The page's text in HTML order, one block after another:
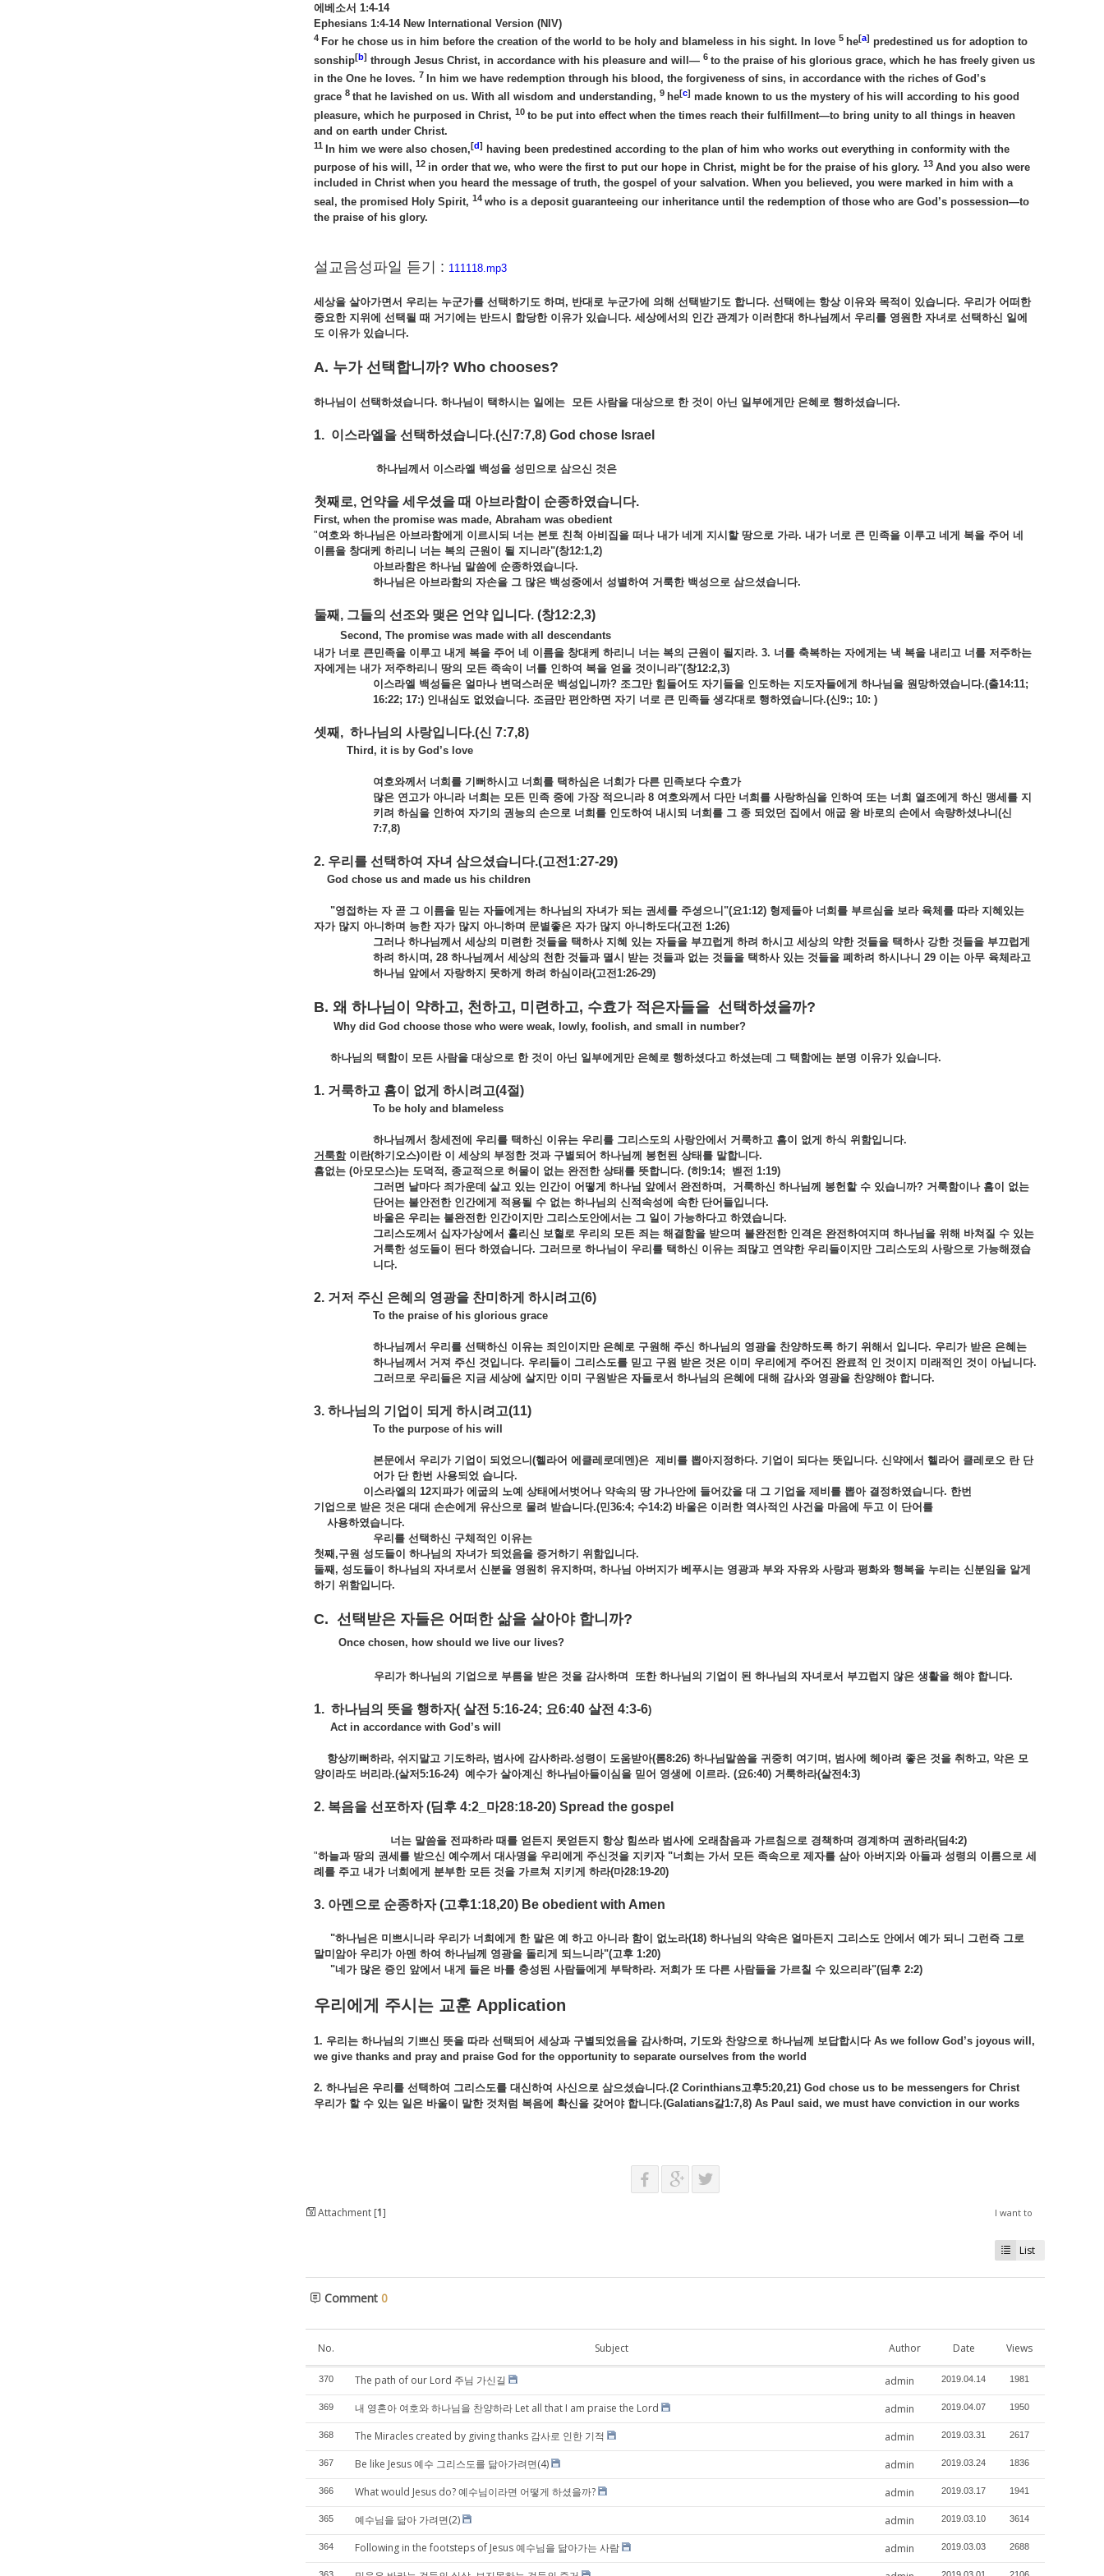
에베소서 1:4-14
Ephesians 1:4-14 New International Version (NIV)
4 For he chose us in him before the creation of the world to be holy and blameless in his sight. In love 5 he[a] predestined us for adoption to
sonship[b] through Jesus Christ, in accordance with his pleasure and will— 6 to the praise of his glorious grace, which he has freely given us
in the One he loves. 7 In him we have redemption through his blood, the forgiveness of sins, in accordance with the riches of God’s
grace 8 that he lavished on us. With all wisdom and understanding, 9 he[c] made known to us the mystery of his will according to his good
pleasure, which he purposed in Christ, 10 to be put into effect when the times reach their fulfillment—to bring unity to all things in heaven
and on earth under Christ.
11 In him we were also chosen,[d] having been predestined according to the plan of him who works out everything in conformity with the
purpose of his will, 12 in order that we, who were the first to put our hope in Christ, might be for the praise of his glory. 13 And you also were
included in Christ when you heard the message of truth, the gospel of your salvation. When you believed, you were marked in him with a
seal, the promised Holy Spirit, 14 who is a deposit guaranteeing our inheritance until the redemption of those who are God’s possession—to
the praise of his glory.
설교음성파일 듣기 : 111118.mp3
세상을 살아가면서 우리는 누군가를 선택하기도 하며, 반대로 누군가에 의해 선택받기도 합니다. 선택에는 항상 이유와 목적이 있습니다. 우리가 어떠한
중요한 지위에 선택될 때 거기에는 반드시 합당한 이유가 있습니다. 세상에서의 인간 관계가 이러한대 하나님께서 우리를 영원한 자녀로 선택하신 일에
도 이유가 있습니다.
A. 누가 선택합니까? Who chooses?
하나님이 선택하셨습니다. 하나님이 택하시는 일에는 모든 사람을 대상으로 한 것이 아닌 일부에게만 은혜로 행하셨습니다.
1. 이스라엘을 선택하셨습니다.(신7:7,8) God chose Israel
하나님께서 이스라엘 백성을 성민으로 삼으신 것은
첫째로, 언약을 세우셨을 때 아브라함이 순종하였습니다.
First, when the promise was made, Abraham was obedient
"여호와 하나님은 아브라함에게 이르시되 너는 본토 친척 아비집을 떠나 내가 네게 지시할 땅으로 가라. 내가 너로 큰 민족을 이루고 네게 복을 주어 네
이름을 창대케 하리니 너는 복의 근원이 될 지니라"(창12:1,2)
아브라함은 하나님 말씀에 순종하였습니다.
하나님은 아브라함의 자손을 그 많은 백성중에서 성별하여 거룩한 백성으로 삼으셨습니다.
둘째, 그들의 선조와 맺은 언약 입니다. (창12:2,3)
Second, The promise was made with all descendants
내가 너로 큰민족을 이루고 내게 복을 주어 네 이름을 창대케 하리니 너는 복의 근원이 될지라. 3. 너를 축복하는 자에게는 낵 복을 내리고 너를 저주하는
자에게는 내가 저주하리니 땅의 모든 족속이 너를 인하여 복을 얻을 것이니라"(창12:2,3)
이스라엘 백성들은 얼마나 변덕스러운 백성입니까? 조그만 힘들어도 자기들을 인도하는 지도자들에게 하나님을 원망하였습니다.(출14:11;
16:22; 17:) 인내심도 없었습니다. 조금만 편안하면 자기 너로 큰 민족들 생각대로 행하였습니다.(신9:; 10: )
셋째, 하나님의 사랑입니다.(신 7:7,8)
Third, it is by God’s love
여호와께서 너희를 기뻐하시고 너희를 택하심은 너희가 다른 민족보다 수효가
많은 연고가 아니라 너희는 모든 민족 중에 가장 적으니라8 여호와께서 다만 너희를 사랑하심을 인하여 또는 너희 열조에게 하신 맹세를 지
키려 하심을 인하여 자기의 권능의 손으로 너희를 인도하여 내시되 너희를 그 종 되었던 집에서 애굽 왕 바로의 손에서 속량하셨나니(신
7:7,8)
2. 우리를 선택하여 자녀 삼으셨습니다.(고전1:27-29)
God chose us and made us his children
"영접하는 자 곧 그 이름을 믿는 자들에게는 하나님의 자녀가 되는 권세를 주셩으니"(요1:12) 형제들아 너희를 부르심을 보라 육체를 따라 지혜있는
자가 많지 아니하며 능한 자가 많지 아니하며 문별좋은 자가 많지 아니하도다(고전 1:26)
그러나 하나님께서 세상의 미련한 것들을 택하사 지혜 있는 자들을 부끄럽게 하려 하시고 세상의 약한 것들을 택하사 강한 것들을 부끄럽게
하려 하시며, 28 하나님께서 세상의 천한 것들과 멸시 받는 것들과 없는 것들을 택하사 있는 것들을 폐하려 하시나니 29 이는 아무 육체라고
하나님 앞에서 자랑하지 못하게 하려 하심이라(고전1:26-29)
B. 왜 하나님이 약하고, 천하고, 미련하고, 수효가 적은자들을 선택하셨을까?
Why did God choose those who were weak, lowly, foolish, and small in number?
하나님의 택함이 모든 사람을 대상으로 한 것이 아닌 일부에게만 은혜로 행하셨다고 하셨는데 그 택함에는 분명 이유가 있습니다.
1. 거룩하고 흠이 없게 하시려고(4절)
To be holy and blameless
하나님께서 창세전에 우리를 택하신 이유는 우리를 그리스도의 사랑안에서 거룩하고 흠이 없게 하식 위함입니다.
거룩함이란(하기오스)이란 이 세상의 부정한 것과 구별되어 하나님께 봉헌된 상태를 말합니다.
흠없는 (아모모스)는 도덕적, 종교적으로 허물이 없는 완전한 상태를 뜻합니다. (히9:14; 벧전 1:19)
그러면 날마다 죄가운데 살고 있는 인간이 어떻게 하나님 앞에서 완전하며, 거룩하신 하나님께 봉헌할 수 있습니까? 거룩함이나 흠이 없는
단어는 불안전한 인간에게 적용될 수 없는 하나님의 신적속성에 속한 단어들입니다.
바울은 우리는 불완전한 인간이지만 그리스도안에서는 그 일이 가능하다고 하였습니다.
그리스도께서 십자가상에서 흘리신 보혈로 우리의 모든 죄는 해결함을 받으며 불완전한 인격은 완전하여지며 하나님을 위해 바쳐질 수 있는
거룩한 성도들이 된다 하였습니다. 그러므로 하나님이 우리를 택하신 이유는 죄많고 연약한 우리들이지만 그리스도의 사랑으로 가능해졌습
니다.
2. 거저 주신 은혜의 영광을 찬미하게 하시려고(6)
To the praise of his glorious grace
하나님께서 우리를 선택하신 이유는 죄인이지만 은혜로 구원해 주신 하나님의 영광을 찬양하도록 하기 위해서 입니다. 우리가 받은 은혜는
하나님께서 거져 주신 것입니다. 우리들이 그리스도를 믿고 구원 받은 것은 이미 우리에게 주어진 완료적 인 것이지 미래적인 것이 아닙니다.
그러므로 우리들은 지금 세상에 살지만 이미 구원받은 자들로서 하나님의 은혜에 대해 감사와 영광을 찬양해야 합니다.
3. 하나님의 기업이 되게 하시려고(11)
To the purpose of his will
본문에서 우리가 기업이 되었으니(헬라어 에클레로데멘)은 제비를 뽑아지정하다. 기업이 되다는 뜻입니다. 신약에서 헬라어 클레로오 란 단
어가 단 한번 사용되었 습니다.
이스라엘의 12지파가 에굽의 노예 상태에서벗어나 약속의 땅 가나안에 들어갔을 대 그 기업을 제비를 뽑아 결정하였습니다. 한번
기업으로 받은 것은 대대 손손에게 유산으로 물려 받습니다.(민36:4; 수14:2) 바울은 이러한 역사적인 사건을 마음에 두고 이 단어를
사용하였습니다.
우리를 선택하신 구체적인 이유는
첫째,구원 성도들이 하나님의 자녀가 되었음을 증거하기 위함입니다.
둘째, 성도들이 하나님의 자녀로서 신분을 영원히 유지하며, 하나님 아버지가 베푸시는 영광과 부와 자유와 사랑과 평화와 행복을 누리는 신분임을 알게
하기 위함입니다.
C. 선택받은 자들은 어떠한 삶을 살아야 합니까?
Once chosen, how should we live our lives?
우리가 하나님의 기업으로 부름을 받은 것을 감사하며 또한 하나님의 기업이 된 하나님의 자녀로서 부끄럽지 않은 생활을 해야 합니다.
1. 하나님의 뜻을 행하자( 살전 5:16-24; 요6:40 살전 4:3-6)
Act in accordance with God’s will
항상끼뻐하라, 쉬지말고 기도하라, 범사에 감사하라.성령이 도움받아(롬8:26) 하나님말씀을 귀중히 여기며, 범사에 헤아려 좋은 것을 취하고, 악은 모
양이라도 버리라.(살저5:16-24) 예수가 살아계신 하나님아들이심을 믿어 영생에 이르라. (요6:40) 거룩하라(살전4:3)
2. 복음을 선포하자(딤후 4:2_마28:18-20) Spread the gospel
너는 말씀을 전파하라 때를 얻든지 못얻든지 항상 힘쓰라 범사에 오래참음과 가르침으로 경책하며 경계하며 권하라(딤4:2)
"하늘과 땅의 권세를 받으신 예수께서 대사명을 우리에게 주신것을 지키자 "너희는 가서 모든 족속으로 제자를 삼아 아버지와 아들과 성령의 이름으로 세
례를 주고 내가 너희에게 분부한 모든 것을 가르쳐 지키게 하라(마28:19-20)
3. 아멘으로 순종하자(고후1:18,20) Be obedient with Amen
"하나님은 미쁘시니라 우리가 너희에게 한 말은 예 하고 아니라 함이 없노라(18) 하나님의 약속은 얼마든지 그리스도 안에서 예가 되니 그런즉 그로
말미암아 우리가 아멘 하여 하나님께 영광을 돌리게 되느니라"(고후 1:20)
"네가 많은 증인 앞에서 내게 들은 바를 충성된 사람들에게 부탁하라. 저희가 또 다른 사람들을 가르칠 수 있으리라"(딤후 2:2)
우리에게 주시는 교훈 Application
1. 우리는 하나님의 기쁘신 뜻을 따라 선택되어 세상과 구별되었음을 감사하며, 기도와 찬양으로 하나님께 보답합시다 As we follow God’s joyous will,
we give thanks and pray and praise God for the opportunity to separate ourselves from the world
2. 하나님은 우리를 선택하여 그리스도를 대신하여 사신으로 삼으셨습니다.(2 Corinthians고후5:20,21) God chose us to be messengers for Christ
우리가 할 수 있는 일은 바울이 말한 것처럼 복음에 확신을 갖어야 합니다.(Galatians갈1:7,8) As Paul said, we must have conviction in our works
Attachment [1] I want to
List
Comment 0
No. Subject Author Date Views
370 The path of our Lord 주님 가신길 admin 2019.04.14 1981
369 내 영혼아 여호와 하나님을 찬양하라 Let all that I am praise the Lord admin 2019.04.07 1950
368 The Miracles created by giving thanks 감사로 인한 기적 admin 2019.03.31 2617
367 Be like Jesus 예수 그리스도를 닮아가려면(4) admin 2019.03.24 1836
366 What would Jesus do? 예수님이라면 어떻게 하셨을까? admin 2019.03.17 1941
365 예수님을 닮아 가려면(2) admin 2019.03.10 3614
364 Following in the footsteps of Jesus 예수님을 닮아가는 사람 admin 2019.03.03 2688